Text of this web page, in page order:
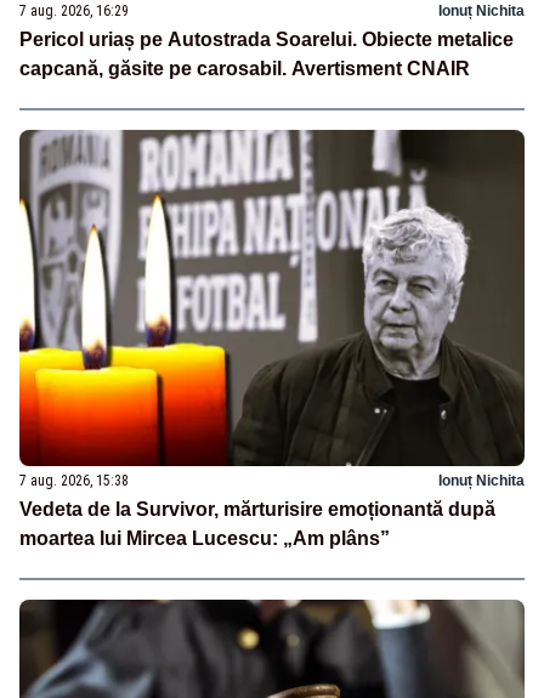
7 aug. 2026, 16:29 Ionuț Nichita
Pericol uriaș pe Autostrada Soarelui. Obiecte metalice
capcană, găsite pe carosabil. Avertisment CNAIR
7 aug. 2026, 15:38 Ionuț Nichita
Vedeta de la Survivor, mărturisire emoționantă după
moartea lui Mircea Lucescu: „Am plâns”